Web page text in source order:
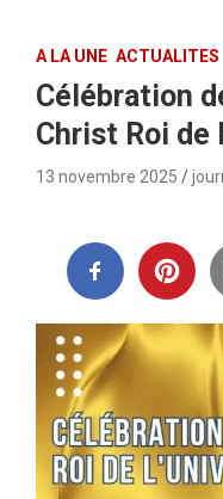
A LA UNE ACTUALITES
Célébration
Christ Roi de
13 novembre 2025